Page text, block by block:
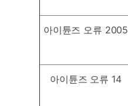
아이튠즈 오류 2005
아이튠즈 오류 14